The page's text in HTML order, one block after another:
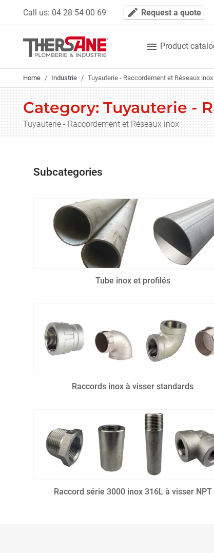
Call us: 04 28 54 00 69 mode_edit Request a quote
 Product
Home Industrie Tuyauterie - Raccordement et Réseaux inox
Category: Tuyauterie -
Tuyauterie - Raccordement et Réseaux inox
Subcategories
Tube inox et profilés
Raccords inox à visser standards
Raccord série 3000 inox 316L à visser NPT